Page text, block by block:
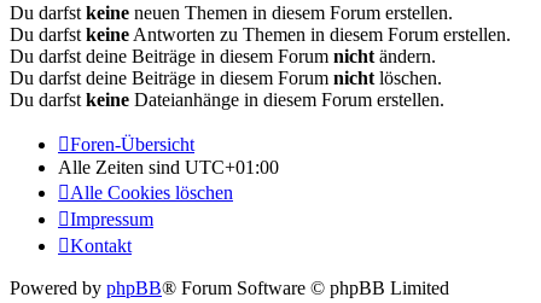
Du darfst keine neuen Themen in diesem Forum erstellen.
Du darfst keine Antworten zu Themen in diesem Forum erstellen.
Du darfst deine Beiträge in diesem Forum nicht ändern.
Du darfst deine Beiträge in diesem Forum nicht löschen.
Du darfst keine Dateianhänge in diesem Forum erstellen.
Foren-Übersicht
Alle Zeiten sind UTC+01:00
Alle Cookies löschen
Impressum
Kontakt
Powered by phpBB® Forum Software © phpBB Limited